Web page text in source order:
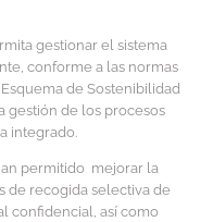
gestionar el sistema
conforme a las normas
Esquema de Sostenibilidad
gestión de los procesos
integrado.
permitido mejorar la
de recogida selectiva de
confidencial, así como